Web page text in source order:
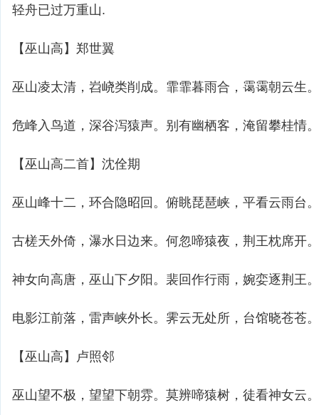
轻舟已过万重山.
【巫山高】郑世翼
巫山凌太清，岧峣类削成。霏霏暮雨合，霭霭朝云生。
危峰入鸟道，深谷泻猿声。别有幽栖客，淹留攀桂情。
【巫山高二首】沈佺期
巫山峰十二，环合隐昭回。俯眺琵琶峡，平看云雨台。
古槎天外倚，瀑水日边来。何忽啼猿夜，荆王枕席开。
神女向高唐，巫山下夕阳。裴回作行雨，婉娈逐荆王。
电影江前落，雷声峡外长。霁云无处所，台馆晓苍苍。
【巫山高】卢照邻
巫山望不极，望望下朝雰。莫辨啼猿树，徒看神女云。